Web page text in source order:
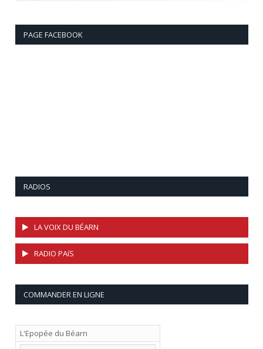
PAGE FACEBOOK
RADIOS
LA VOIX DU BÉARN
RADIO PAíS
COMMANDER EN LIGNE
L'Epopée du Béarn